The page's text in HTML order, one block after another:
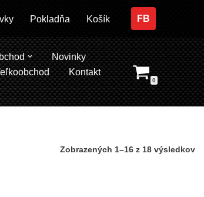
Pokladňa Košík FB
Novinky
Kontakt
0
Zobrazených 1–16 z 18 výsledkov